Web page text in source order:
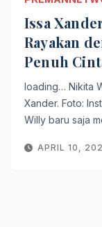
Issa
Rayakan
Penuh
loading… Nikita
Xander. Foto:
Willy baru saja
APRIL 10,